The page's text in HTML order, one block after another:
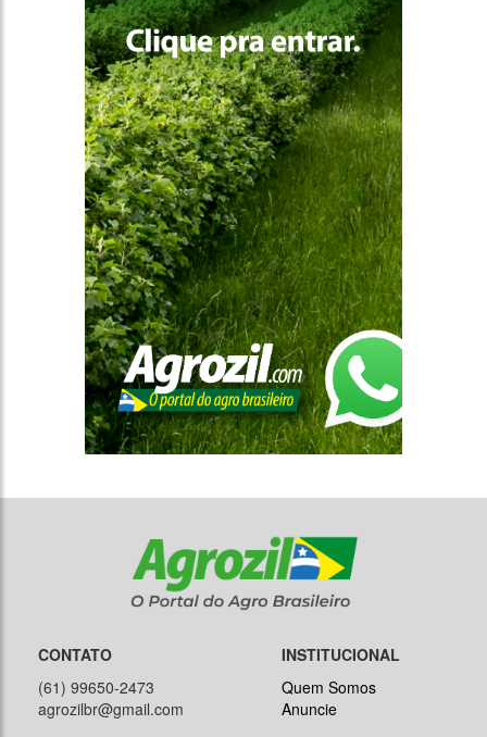
(61) 99650-2473
agrozilbr@gmail.com
Quem Somos
Anuncie